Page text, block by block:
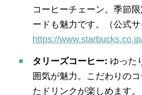
コーヒーチェーン。季節
ードも魅力です。（公式サ
https://
タリーズコーヒー: ゆった
囲気が魅力。こだわりの
たドリンクが楽しめます。